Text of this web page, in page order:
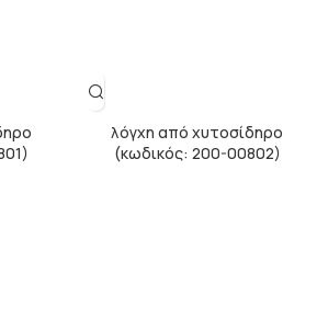
λόγχη από χυτοσίδηρο
(κωδικός: 200-00802)